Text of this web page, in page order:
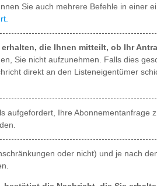
Sie auch mehrere Befehle in einer
die Ihnen mitteilt, ob Ihr
Sie nicht aufzunehmen. Falls dies
direkt an den Listeneigentümer
aufgefordert, Ihre
oder nicht) und je nach